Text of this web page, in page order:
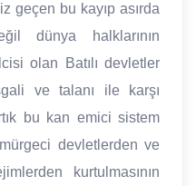
geçen bu kayıp asırda
dünya halklarının
olan Batılı devletler
ve talanı ile karşı
bu kan emici sistem
devletlerden ve
kurtulmasının